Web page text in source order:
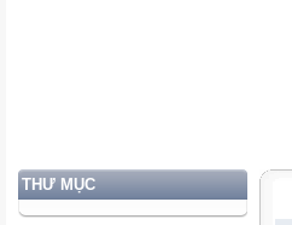
THƯ MỤC